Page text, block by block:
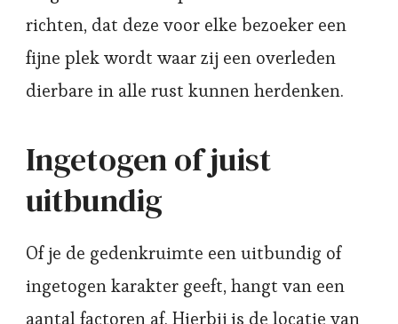
richten, dat deze voor elke bezoeker een
fijne plek wordt waar zij een overleden
dierbare in alle rust kunnen herdenken.
Ingetogen of juist
uitbundig
Of je de gedenkruimte een uitbundig of
ingetogen karakter geeft, hangt van een
aantal factoren af. Hierbij is de locatie van